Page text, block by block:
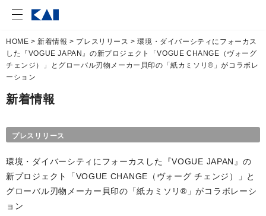
HOME >新着情報 > プレスリリース > 環境・ダイバーシティにフォーカス
した『VOGUE JAPAN』の新プロジェクト「VOGUE CHANGE（ヴォーグ
チェンジ）」とグローバル刃物メーカー貝印の「紙カミソリ®」がコラボレ
ーション
新着情報
プレスリリース
環境・ダイバーシティにフォーカスした『VOGUE JAPAN』の
新プロジェクト「VOGUE CHANGE（ヴォーグ チェンジ）」と
グローバル刃物メーカー貝印の「紙カミソリ®」がコラボレーシ
ョン